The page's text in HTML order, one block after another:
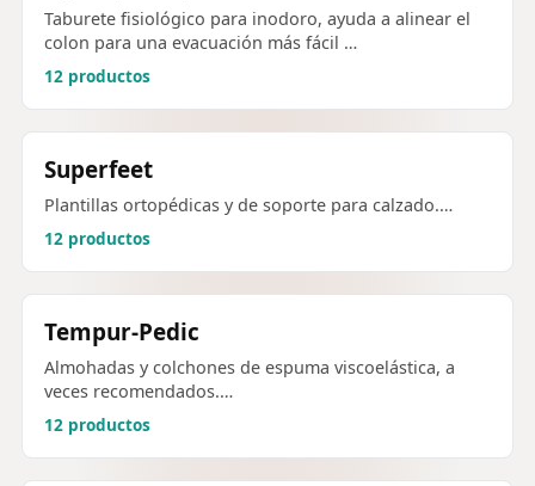
Taburete fisiológico para inodoro, ayuda a alinear el
colon para una evacuación más fácil …
12 productos
Superfeet
Plantillas ortopédicas y de soporte para calzado.…
12 productos
Tempur-Pedic
Almohadas y colchones de espuma viscoelástica, a
veces recomendados.…
12 productos